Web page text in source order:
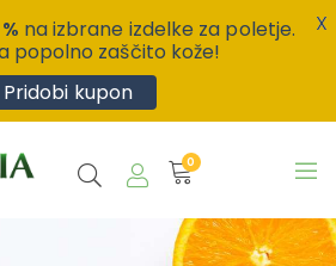
0
na izbrane izdelke za poletje.
popolno zaščito kože!
Pridobi kupon
X